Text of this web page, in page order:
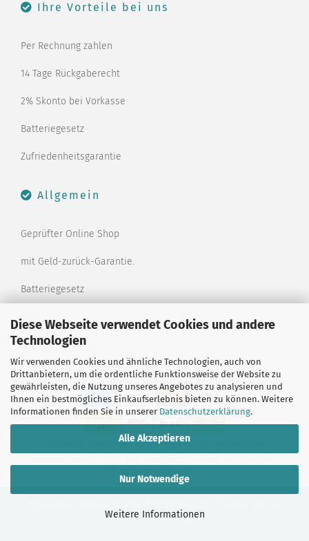
Diese Webseite verwendet Cookies und andere
Technologien
Wir verwenden Cookies und ähnliche Technologien, auch von
Drittanbietern, um die ordentliche Funktionsweise der Website zu
gewährleisten, die Nutzung unseres Angebotes zu analysieren und
Ihnen ein bestmögliches Einkaufserlebnis bieten zu können. Weitere
Informationen finden Sie in unserer Datenschutzerklärung.
Alle Akzeptieren
Nur Notwendige
Weitere Informationen
Ihre Vorteile bei uns
Per Rechnung zahlen
14 Tage Rückgaberecht
2% Skonto bei Vorkasse
Batteriegesetz
Zufriedenheitsgarantie
Allgemein
Geprüfter Online Shop
mit Geld-zurück-Garantie.
Batteriegesetz
Merkzettel
Kontaktformular
Alle Preise verstehen sich inklusive der gesetzlichen
gekennzeichnet.
Cookie Einstellungen